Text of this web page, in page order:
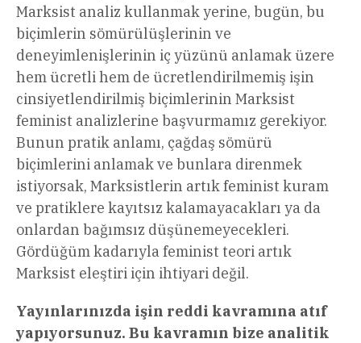
Marksist analiz kullanmak yerine, bugün, bu
biçimlerin sömürülüşlerinin ve
deneyimlenişlerinin iç yüzünü anlamak üzere
hem ücretli hem de ücretlendirilmemiş işin
cinsiyetlendirilmiş biçimlerinin Marksist
feminist analizlerine başvurmamız gerekiyor.
Bunun pratik anlamı, çağdaş sömürü
biçimlerini anlamak ve bunlara direnmek
istiyorsak, Marksistlerin artık feminist kuram
ve pratiklere kayıtsız kalamayacakları ya da
onlardan bağımsız düşünemeyecekleri.
Gördüğüm kadarıyla feminist teori artık
Marksist eleştiri için ihtiyari değil.
Yayınlarınızda işin reddi kavramına atıf
yapıyorsunuz. Bu kavramın bize analitik